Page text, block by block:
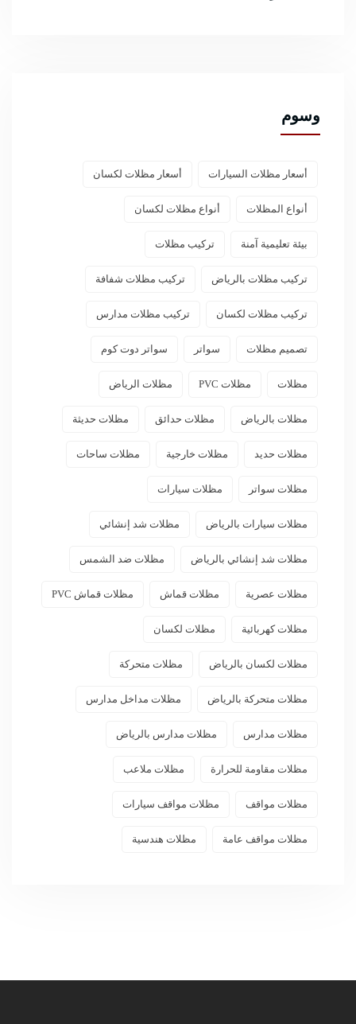
وسوم
أسعار مظلات السيارات أسعار مظلات لكسان
أنواع المظلات أنواع مظلات لكسان
بيئة تعليمية آمنة تركيب مظلات
تركيب مظلات بالرياض تركيب مظلات شفافة
تركيب مظلات لكسان تركيب مظلات مدارس
تصميم مظلات سواتر سواتر دوت كوم
مظلات مظلات PVC مظلات الرياض
مظلات بالرياض مظلات حدائق مظلات حديثة
مظلات حديد مظلات خارجية مظلات ساحات
مظلات سواتر مظلات سيارات
مظلات سيارات بالرياض مظلات شد إنشائي
مظلات شد إنشائي بالرياض مظلات ضد الشمس
مظلات عصرية مظلات قماش مظلات قماش PVC
مظلات كهربائية مظلات لكسان
مظلات لكسان بالرياض مظلات متحركة
مظلات متحركة بالرياض مظلات مداخل مدارس
مظلات مدارس مظلات مدارس بالرياض
مظلات مقاومة للحرارة مظلات ملاعب
مظلات مواقف مظلات مواقف سيارات
مظلات مواقف عامة مظلات هندسية